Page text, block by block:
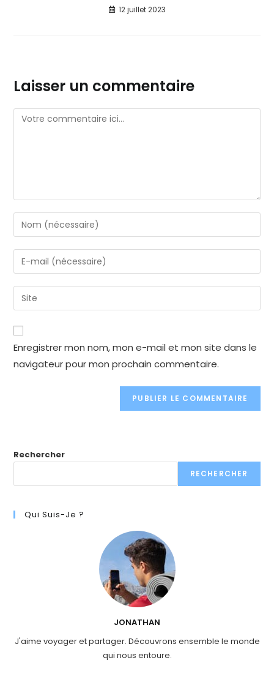
12 juillet 2023
Laisser un commentaire
Comment
Enter
your
name
or
to
comment
Enter
your
email
address
comment
Enter
your
website
URL
(optional)
Enregistrer mon nom, mon e-mail et mon site dans le
navigateur pour mon prochain commentaire.
Rechercher
RECHERCHER
Qui Suis-Je ?
JONATHAN
J'aime voyager et partager. Découvrons ensemble le monde
qui nous entoure.